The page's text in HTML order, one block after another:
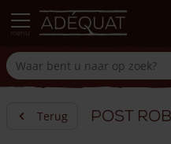
Terug Post